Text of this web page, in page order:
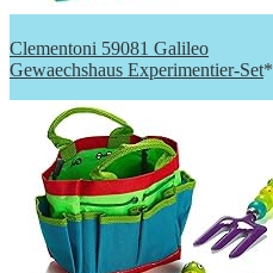
Clementoni 59081 Galileo
Gewaechshaus Experimentier-Set*